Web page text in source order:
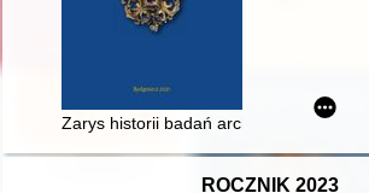
Zarys historii badań archeologicznych
ROCZNIK 2023